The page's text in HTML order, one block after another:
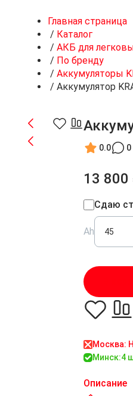
Главная страница
/ Каталог
/ АКБ для
/ По бренду
/ Аккумуляторы
/ Аккумулятор
0.0
13 800
Сдаю
Ah
Москва:
Минск:4
Описание